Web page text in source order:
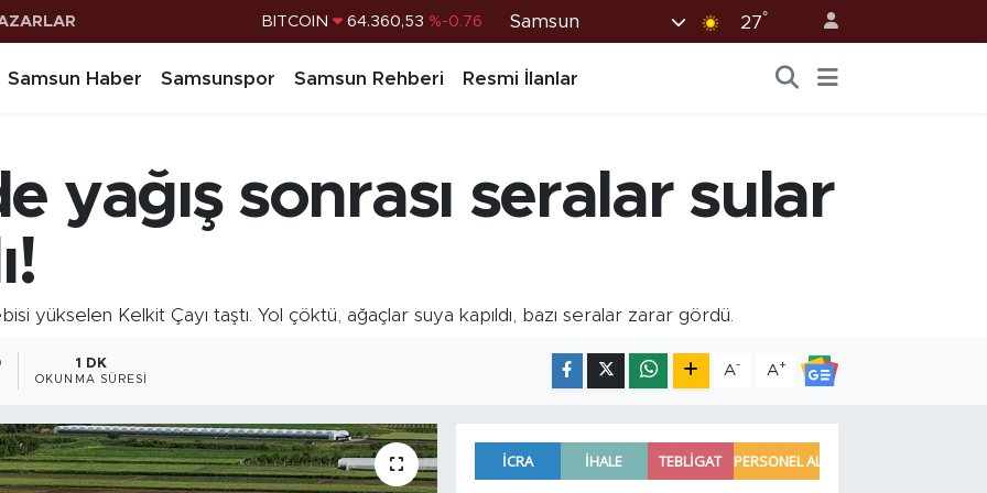
DOLAR 47,7143 %0.16
BİST100 13.887 %64
BITCOIN 64.360,53 %-0.76
Samsun 27°
Samsun Haber Samsunspor Samsun Rehberi Resmi İlanlar
yağış sonrası seralar sular
yükselen Kelkit Çayı taştı. Yol çöktü, ağaçlar suya kapıldı, bazı seralar zarar gördü.
1 DK
OKUNMA SÜRESI
A- A+